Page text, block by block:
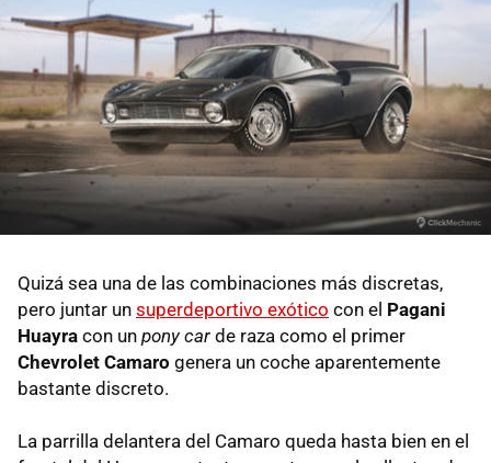
Quizá sea una de las combinaciones más discretas,
pero juntar un superdeportivo exótico con el Pagani
Huayra con un pony car de raza como el primer
Chevrolet Camaro genera un coche aparentemente
bastante discreto.
La parrilla delantera del Camaro queda hasta bien en el